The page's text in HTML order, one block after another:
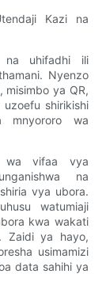
Kazi na
na uhifadhi ili
Nyenzo
misimbo ya QR,
shirikishi
mnyororo wa
wa vifaa vya
na
vya ubora.
watumiaji
kwa wakati
Zaidi ya hayo,
usimamizi
data sahihi ya